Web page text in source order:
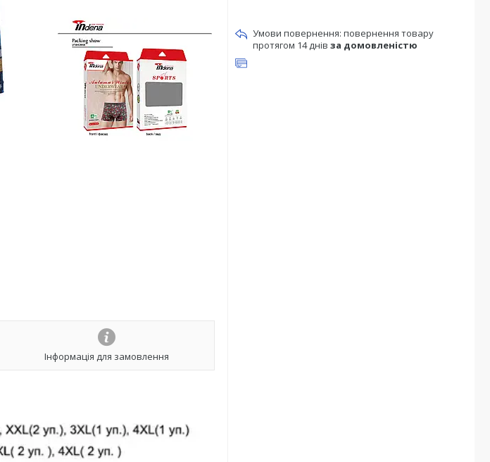
Інформація для замовлення
повернення товару
протягом 14 днів за домовленістю